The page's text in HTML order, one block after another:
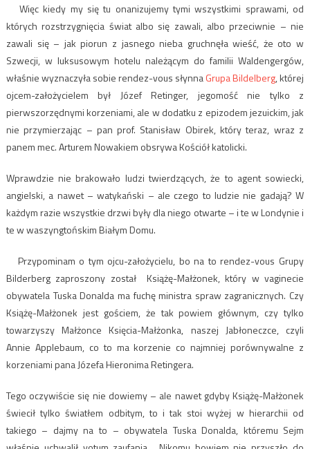
Więc kiedy my się tu onanizujemy tymi wszystkimi sprawami, od
których rozstrzygnięcia świat albo się zawali, albo przeciwnie – nie
zawali się – jak piorun z jasnego nieba gruchnęła wieść, że oto w
Szwecji, w luksusowym hotelu należącym do familii Waldengergów,
właśnie wyznaczyła sobie rendez-vous słynnaGrupa Bildelberg, której
ojcem-założycielem był Józef Retinger, jegomość nie tylko z
pierwszorzędnymi korzeniami, ale w dodatku z epizodem jezuickim, jak
nie przymierzając – pan prof. Stanisław Obirek, który teraz, wraz z
panem mec. Arturem Nowakiem obsrywa Kościół katolicki.
Wprawdzie nie brakowało ludzi twierdzących, że to agent sowiecki,
angielski, a nawet – watykański – ale czego to ludzie nie gadają? W
każdym razie wszystkie drzwi były dla niego otwarte – i te w Londynie i
te w waszyngtońskim Białym Domu.
Przypominam o tym ojcu-założycielu, bo na to rendez-vous Grupy
Bilderberg zaproszony został Książę-Małżonek, który w vaginecie
obywatela Tuska Donalda ma fuchę ministra spraw zagranicznych. Czy
Książę-Małżonek jest gościem, że tak powiem głównym, czy tylko
towarzyszy Małżonce Księcia-Małżonka, naszej Jabłoneczce, czyli
Annie Applebaum, co to ma korzenie co najmniej porównywalne z
korzeniami pana Józefa Hieronima Retingera.
Tego oczywiście się nie dowiemy – ale nawet gdyby Książę-Małżonek
świecił tylko światłem odbitym, to i tak stoi wyżej w hierarchii od
takiego – dajmy na to – obywatela Tuska Donalda, któremu Sejm